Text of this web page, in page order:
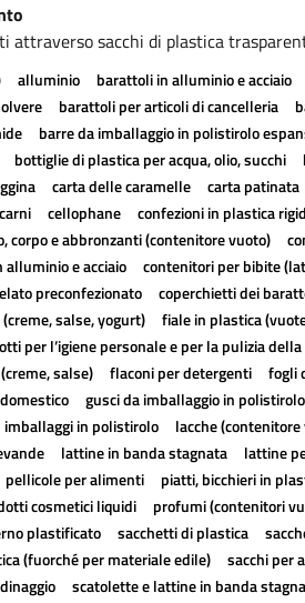
attraverso sacchi di plastica
alluminio barattoli in alluminio e acciaio
barattoli per articoli di cancelleria
barre da imballaggio in polistirolo
bottiglie di plastica per acqua, olio, succhi
carta delle caramelle carta patinata
cellophane
confezioni in plastica
corpo e abbronzanti (contenitore vuoto)
e acciaio
contenitori per bibite
preconfezionato
coperchietti dei
salse, yogurt)
fiale in plastica
per l’igiene personale e per la pulizia della
salse)
flaconi per detergenti
fogli
gusci da imballaggio in
imballaggi in polistirolo lacche
lattine in banda stagnata lattine
pellicole per alimenti piatti, bicchieri in
cosmetici liquidi profumi (contenitori
plastificato
sacchetti di plastica
(fuorché per materiale edile)
sacchi per
scatolette e lattine in banda